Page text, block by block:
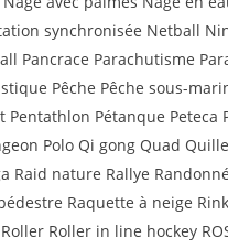
synchronisée Netball
Pancrace Parachutisme
Pêche Pêche sous-
Pentathlon Pétanque Peteca
Polo Qi gong Quad
Raid nature Rallye
Raquette à neige
Roller in line hockey